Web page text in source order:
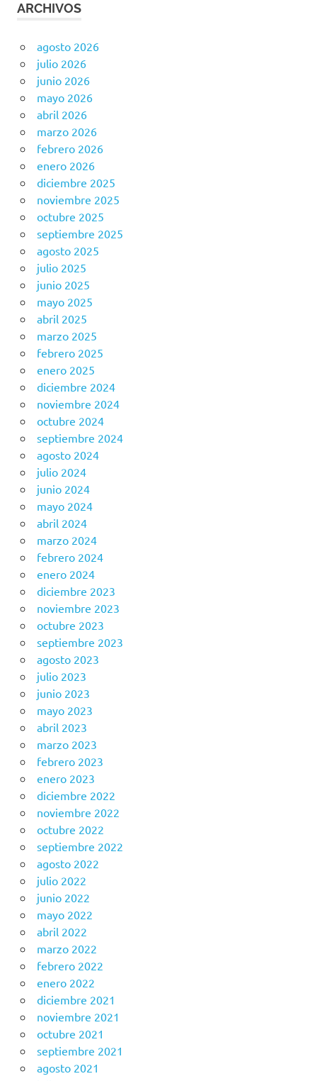
ARCHIVOS
agosto 2026
julio 2026
junio 2026
mayo 2026
abril 2026
marzo 2026
febrero 2026
enero 2026
diciembre 2025
noviembre 2025
octubre 2025
septiembre 2025
agosto 2025
julio 2025
junio 2025
mayo 2025
abril 2025
marzo 2025
febrero 2025
enero 2025
diciembre 2024
noviembre 2024
octubre 2024
septiembre 2024
agosto 2024
julio 2024
junio 2024
mayo 2024
abril 2024
marzo 2024
febrero 2024
enero 2024
diciembre 2023
noviembre 2023
octubre 2023
septiembre 2023
agosto 2023
julio 2023
junio 2023
mayo 2023
abril 2023
marzo 2023
febrero 2023
enero 2023
diciembre 2022
noviembre 2022
octubre 2022
septiembre 2022
agosto 2022
julio 2022
junio 2022
mayo 2022
abril 2022
marzo 2022
febrero 2022
enero 2022
diciembre 2021
noviembre 2021
octubre 2021
septiembre 2021
agosto 2021